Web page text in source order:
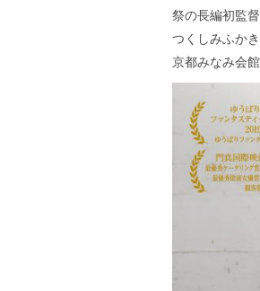
祭の長編初監
つくしみふか
京都みなみ会